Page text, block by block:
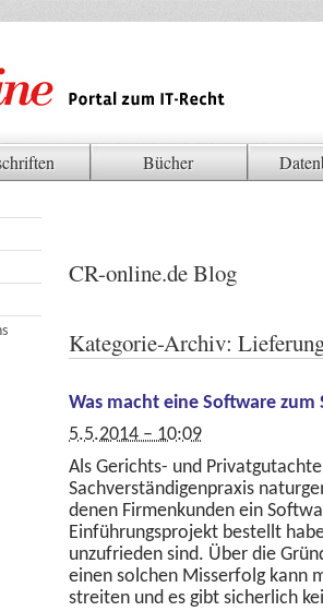
Bücher
CR-online.de Blog
Kategorie-Archiv:
Was macht eine Software
5.5.2014 – 10:09
Als Gerichts- und
Sachverständigenpraxis
denen Firmenkunden ein
Einführungsprojekt bestellt
unzufrieden sind. Über die
einen solchen Misserfolg kann
streiten und es gibt sicherlich